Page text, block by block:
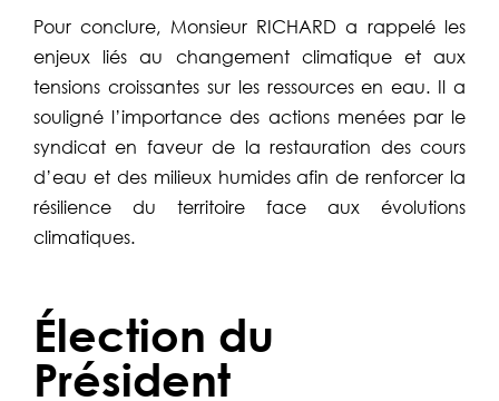
Pour conclure, Monsieur RICHARD a rappelé les
enjeux liés au changement climatique et aux
tensions croissantes sur les ressources en eau. Il a
souligné l’importance des actions menées par le
syndicat en faveur de la restauration des cours
d’eau et des milieux humides afin de renforcer la
résilience du territoire face aux évolutions
climatiques.
Élection du
Président